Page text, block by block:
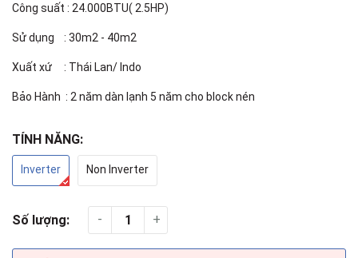
Công suất : 24.000BTU( 2.5HP)
Sử dụng : 30m2 - 40m2
Xuất xứ : Thái Lan/ Indo
Bảo Hành : 2 năm dàn lạnh 5 năm cho block nén
TÍNH NĂNG:
Inverter Non Inverter
Số lượng: - +